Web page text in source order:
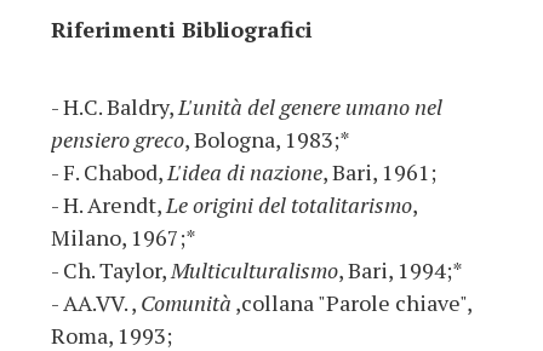
Riferimenti Bibliografici
- H.C. Baldry,L'unità del genere umano nel
pensiero greco, Bologna, 1983;*
- F. Chabod,L'idea di nazione, Bari, 1961;
- H. Arendt,Le origini del totalitarismo,
Milano, 1967;*
- Ch. Taylor,Multiculturalismo, Bari, 1994;*
- AA.VV. , Comunità ,collana "Parole chiave",
Roma, 1993;